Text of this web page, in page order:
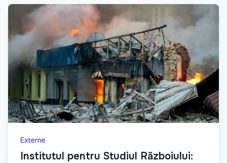
Externe
Institutul pentru Studiul Războiului: